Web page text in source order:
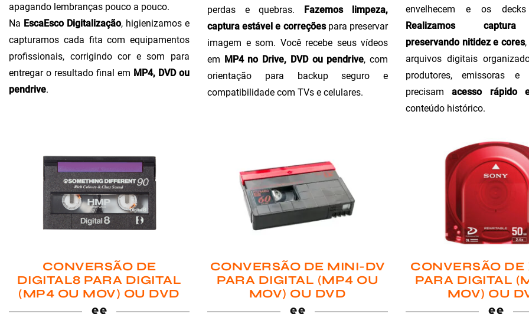
apagando lembranças pouco a pouco.
Na EscaEsco Digitalização, higienizamos e
capturamos cada fita com equipamentos
profissionais, corrigindo cor e som para
entregar o resultado final em MP4, DVD ou
pendrive.
perdas e quebras. Fazemos limpeza,
captura estável e correçõespara preservar
imagem e som. Você recebe seus vídeos
em MP4 no Drive, DVD ou pendrive, com
orientação para backup seguro e
compatibilidade com TVs e celulares.
envelhecem e os
Realizamos captura
preservando nitidez e cores
arquivos digitais
produtores, emissoras e
precisamacesso rápido
conteúdo histórico.
CONVERSÃO DE
DIGITAL8 PARA DIGITAL
(MP4 OU MOV) OU DVD
CONVERSÃO DE MINI-DV
PARA DIGITAL (MP4 OU
MOV) OU DVD
CONVERSÃO
PARA DIGITAL
MOV) OU